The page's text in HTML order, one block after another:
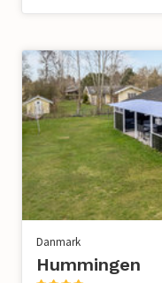
Danmark
Hummingen